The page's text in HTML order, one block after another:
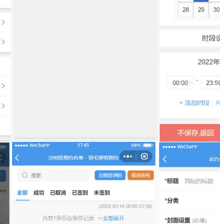
登录
用户协议 隐